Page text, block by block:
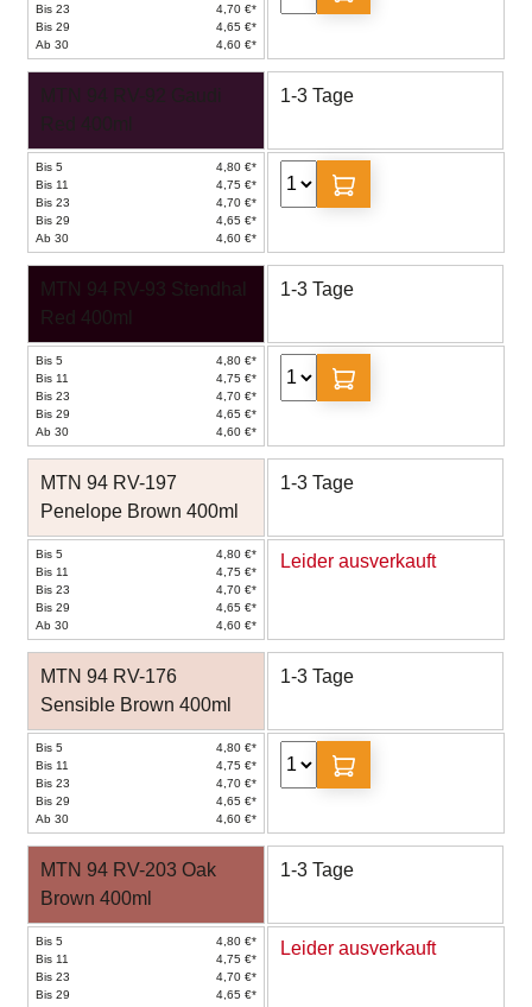
Bis 23
4,70 €*
Bis 29
4,65 €*
Ab 30
4,60 €*
1-3 Tage
Bis 5
4,80 €*
Bis 11
4,75 €*
Bis 23
4,70 €*
Bis 29
4,65 €*
Ab 30
4,60 €*
MTN 94 RV-93 Stendhal
Red 400ml
1-3 Tage
Bis 5
4,80 €*
Bis 11
4,75 €*
Bis 23
4,70 €*
Bis 29
4,65 €*
Ab 30
4,60 €*
MTN 94 RV-197
Penelope Brown 400ml
1-3 Tage
Bis 5
4,80 €*
Bis 11
4,75 €*
Bis 23
4,70 €*
Bis 29
4,65 €*
Ab 30
4,60 €*
Leider ausverkauft
MTN 94 RV-176
Sensible Brown 400ml
1-3 Tage
Bis 5
4,80 €*
Bis 11
4,75 €*
Bis 23
4,70 €*
Bis 29
4,65 €*
Ab 30
4,60 €*
MTN 94 RV-203 Oak
Brown 400ml
1-3 Tage
Bis 5
4,80 €*
Bis 11
4,75 €*
Bis 23
4,70 €*
Bis 29
4,65 €*
Leider ausverkauft